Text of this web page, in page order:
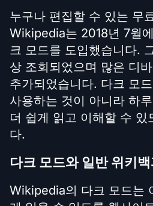
누구나 편집할 수 있는 무
Wikipedia는 2018년 7월
크 모드를 도입했습니다.
상 조회되었으며 많은 디
추가되었습니다. 다크 모
사용하는 것이 아니라 하
더 쉽게 읽고 이해할 수 있
다.
다크 모드와 일반 위키
Wikipedia의 다크 모드는